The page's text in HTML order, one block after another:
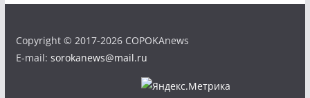
Copyright © 2017-2026 COPOKAnews
E-mail: sorokanews@mail.ru